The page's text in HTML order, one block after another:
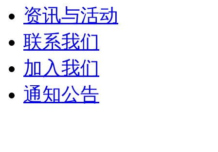
资讯与活动
联系我们
加入我们
通知公告